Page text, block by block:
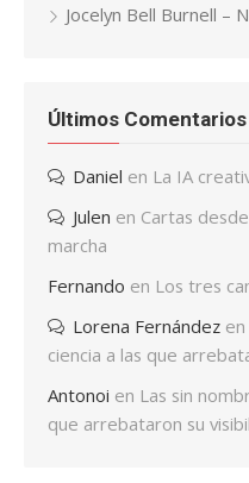
Jocelyn Bell Burnell –
Últimos Comentarios
Daniel en La IA
Julen en Cartas
marcha
Fernando en Los tres
Lorena Fernández en
ciencia a las que
Antonoi en Las sin
que arrebataron su